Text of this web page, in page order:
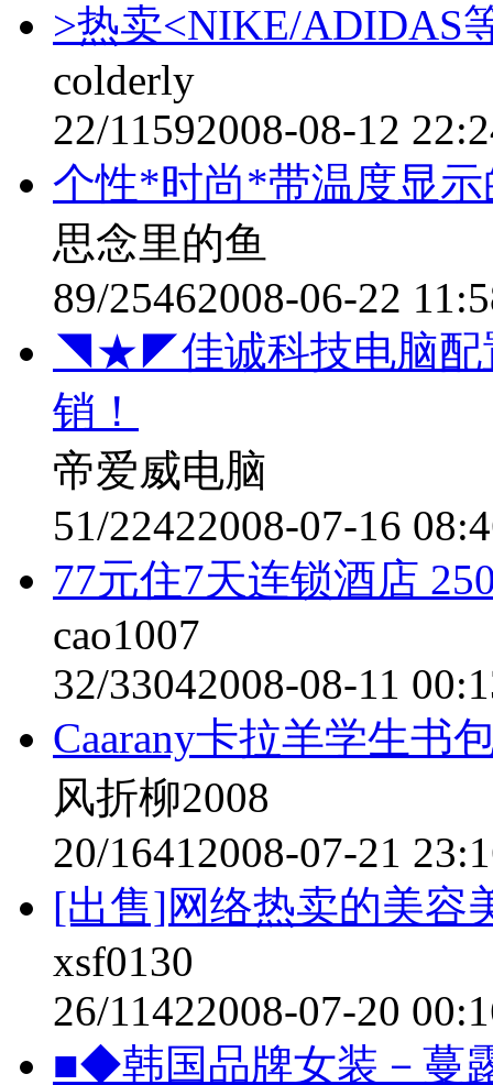
>热卖<NIKE/ADIDAS
colderly
22/11592008-08-12
个性*时尚*带温度显
思念里的鱼
89/25462008-06-22
◥★◤佳诚科技电脑配
销！
帝爱威电脑
51/22422008-07-16
77元住7天连锁酒店
cao1007
32/33042008-08-11
Caarany卡拉羊学生书
风折柳2008
20/16412008-07-21
[出售]网络热卖的美容
xsf0130
26/11422008-07-20
■◆韩国品牌女装－蔓